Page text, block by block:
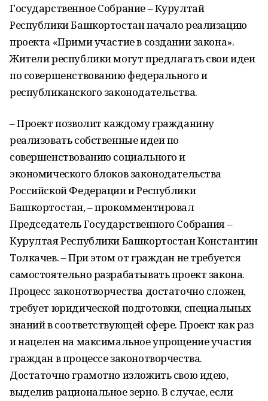
Государственное Собрание – Курултай
Республики Башкортостан начало реализацию
проекта «Прими участие в создании закона».
Жители республики могут предлагать свои идеи
по совершенствованию федерального и
республиканского законодательства.
– Проект позволит каждому гражданину
реализовать собственные идеи по
совершенствованию социального и
экономического блоков законодательства
Российской Федерации и Республики
Башкортостан, – прокомментировал
Председатель Государственного Собрания –
Курултая Республики Башкортостан Константин
Толкачев. – При этом от граждан не требуется
самостоятельно разрабатывать проект закона.
Процесс законотворчества достаточно сложен,
требует юридической подготовки, специальных
знаний в соответствующей сфере. Проект как раз
и нацелен на максимальное упрощение участия
граждан в процессе законотворчества.
Достаточно грамотно изложить свою идею,
выделив рациональное зерно. В случае, если